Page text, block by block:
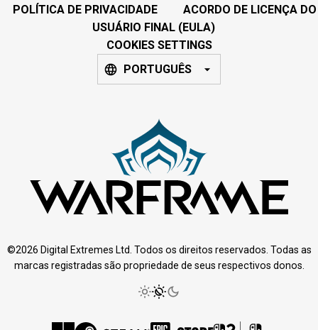
POLÍTICA DE PRIVACIDADE
ACORDO DE LICENÇA DO
USUÁRIO FINAL (EULA)
COOKIES SETTINGS
PORTUGUÊS
©2026 Digital Extremes Ltd. Todos os direitos reservados. Todas as
marcas registradas são propriedade de seus respectivos donos.